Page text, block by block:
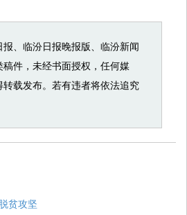
、临汾日报晚报版、临汾新闻
件，未经书面授权，任何媒
载发布。若有违者将依法追究
贫攻坚